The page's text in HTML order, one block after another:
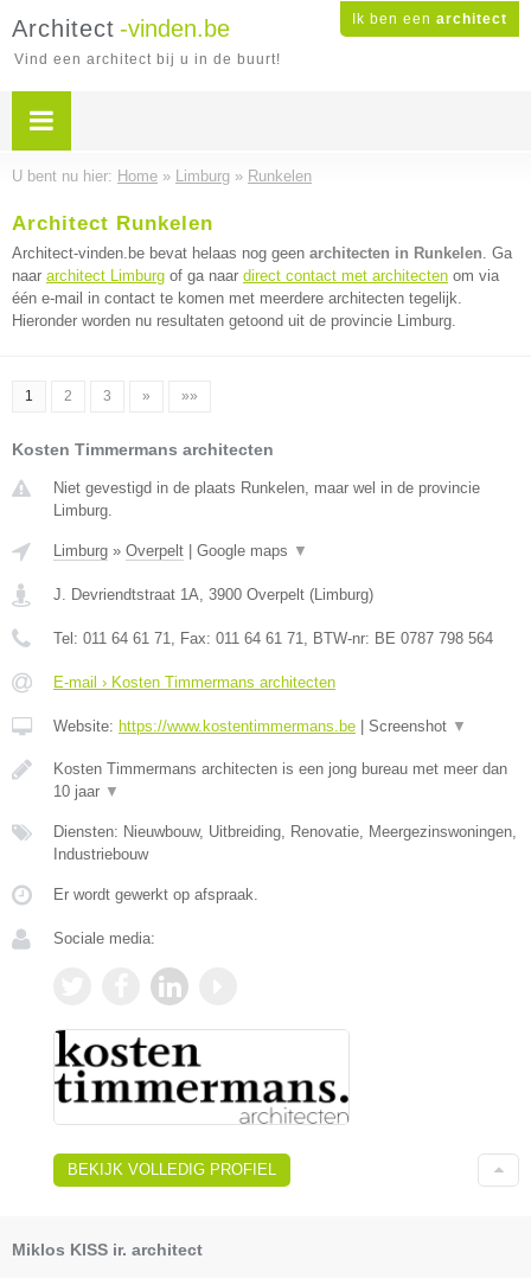
Ik ben een architect
Architect -vinden.be
Vind een architect bij u in de buurt!
U bent nu hier: Home » Limburg » Runkelen
Architect Runkelen
Architect-vinden.be bevat helaas nog geen architecten in Runkelen. Ga
naar architect Limburg of ga naar direct contact met architecten om via
één e-mail in contact te komen met meerdere architecten tegelijk.
Hieronder worden nu resultaten getoond uit de provincie Limburg.
1 2 3 » »»
Kosten Timmermans architecten
Niet gevestigd in de plaats Runkelen, maar wel in de provincie
Limburg.
Limburg » Overpelt Google maps ▼
J. Devriendtstraat 1A, 3900 Overpelt (Limburg)
Tel: 011 64 61 71, Fax: 011 64 61 71, BTW-nr: BE 0787 798 564
E-mail › Kosten Timmermans architecten
Website: https://www.kostentimmermans.be Screenshot ▼
Kosten Timmermans architecten is een jong bureau met meer dan
10 jaar ▼
Diensten: Nieuwbouw, Uitbreiding, Renovatie, Meergezinswoningen,
Industriebouw
Er wordt gewerkt op afspraak.
Sociale media:
BEKIJK VOLLEDIG PROFIEL
Miklos KISS ir. architect